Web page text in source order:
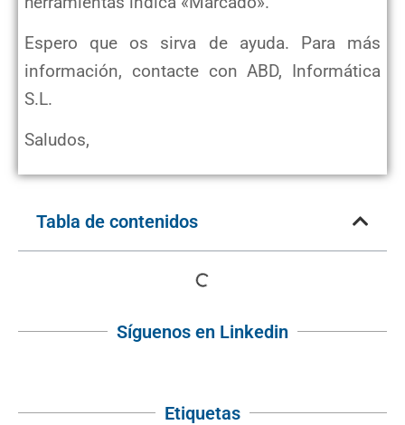
Espero que os sirva de ayuda. Para más
información, contacte con ABD, Informática
S.L.
Saludos,
Tabla de contenidos
Síguenos en Linkedin
Etiquetas